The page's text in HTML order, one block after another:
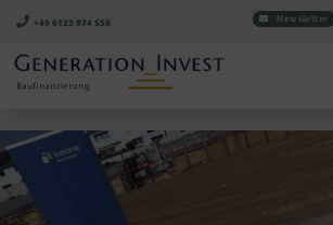
+49 6123 974 558 Newsletter